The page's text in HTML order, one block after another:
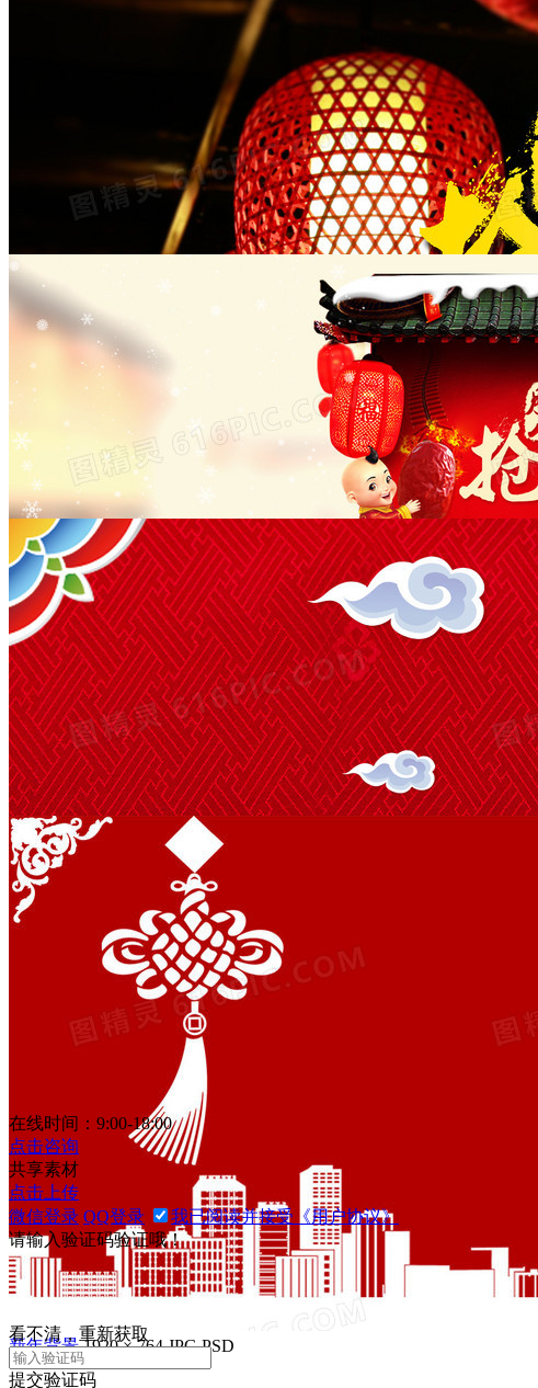
春节海报背景banner
淘宝天猫新年抢年货喜庆背景 1920 × 900 JPG PSD
腊八抢年货新年背景 2133 × 630 JPG PSD
1920 × 800 JPG
新年背景 1920 × 764 JPG PSD
在线时间：9:00-18:00
点击咨询
共享素材
点击上传
微信登录 QQ登录
我已阅读并接受《用户协议》
请输入验证码验证哦！
看不清，重新获取
提交验证码